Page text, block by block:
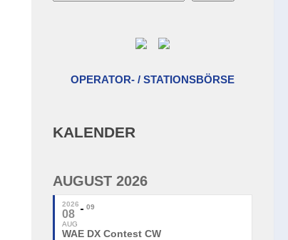
OPERATOR- / STATIONSBÖRSE
KALENDER
AUGUST 2026
2026
08
AUG
09
WAE DX Contest CW